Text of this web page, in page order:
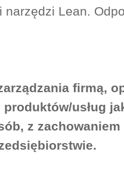
Lean.
firmą,
usług
z